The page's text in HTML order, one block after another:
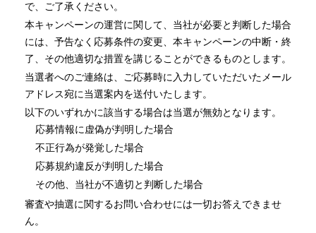
で、ご了承ください。
本キャンペーンの運営に関して、当社が必要と判断した場合
には、予告なく応募条件の変更、本キャンペーンの中断・終
了、その他適切な措置を講じることができるものとします。
当選者へのご連絡は、ご応募時に入力していただいたメール
アドレス宛に当選案内を送付いたします。
以下のいずれかに該当する場合は当選が無効となります。
応募情報に虚偽が判明した場合
不正行為が発覚した場合
応募規約違反が判明した場合
その他、当社が不適切と判断した場合
審査や抽選に関するお問い合わせには一切お答えできませ
ん。